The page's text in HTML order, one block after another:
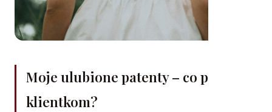
Moje ulubione patenty – co polecam
klientkom?